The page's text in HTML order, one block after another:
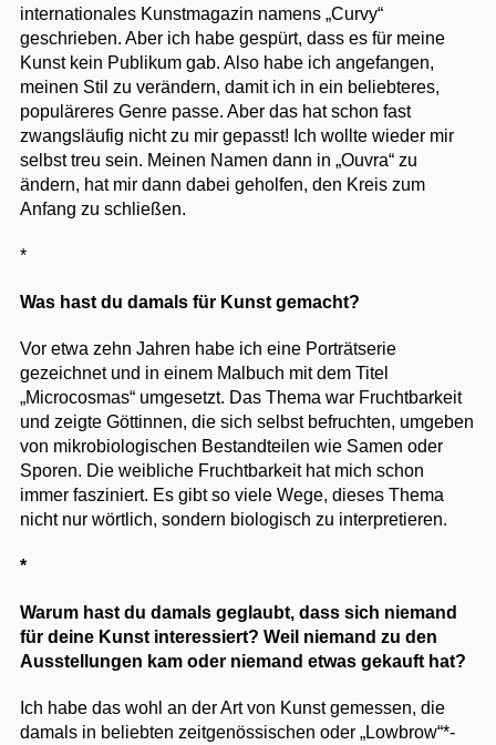
internationales Kunstmagazin namens „Curvy“
geschrieben. Aber ich habe gespürt, dass es für meine
Kunst kein Publikum gab. Also habe ich angefangen,
meinen Stil zu verändern, damit ich in ein beliebteres,
populäreres Genre passe. Aber das hat schon fast
zwangsläufig nicht zu mir gepasst! Ich wollte wieder mir
selbst treu sein. Meinen Namen dann in „Ouvra“ zu
ändern, hat mir dann dabei geholfen, den Kreis zum
Anfang zu schließen.
*
Was hast du damals für Kunst gemacht?
Vor etwa zehn Jahren habe ich eine Porträtserie
gezeichnet und in einem Malbuch mit dem Titel
„Microcosmas“ umgesetzt. Das Thema war Fruchtbarkeit
und zeigte Göttinnen, die sich selbst befruchten, umgeben
von mikrobiologischen Bestandteilen wie Samen oder
Sporen. Die weibliche Fruchtbarkeit hat mich schon
immer fasziniert. Es gibt so viele Wege, dieses Thema
nicht nur wörtlich, sondern biologisch zu interpretieren.
*
Warum hast du damals geglaubt, dass sich niemand
für deine Kunst interessiert? Weil niemand zu den
Ausstellungen kam oder niemand etwas gekauft hat?
Ich habe das wohl an der Art von Kunst gemessen, die
damals in beliebten zeitgenössischen oder „Lowbrow“*-